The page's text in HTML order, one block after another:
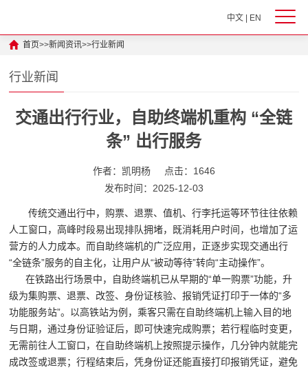
中文| EN
首页>>新闻资讯>>行业新闻
行业新闻
交通出行行业，自助终端机重构 “全链
条” 出行服务
作者：凯明杨
点击：1646
发布时间：2025-12-03
传统交通出行中，购票、退票、值机、行李托运等环节往往依赖
人工窗口，高峰时段易出现排队拥堵，既消耗用户时间，也增加了运
营方的人力成本。而自助终端机的广泛应用，正逐步实现交通出行
“全链条”服务的自主化，让用户从“被动等待”转向“主动操作”。
在铁路出行场景中，自助终端机已从早期的“单一购票”功能，升
级为集购票、退票、改签、身份证核验、报销凭证打印于一体的“多
功能服务站”。以高铁站为例，乘客只需在自助终端机上输入目的地
与日期，通过身份证验证后，即可快速完成购票；若行程临时变更，
无需前往人工窗口，在自助终端机上按照提示操作，几分钟内就能完
成改签或退票；行程结束后，凭身份证还能直接打印报销凭证，避免